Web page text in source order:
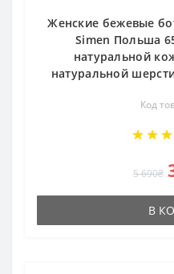
Женские бежевые
Simen Польша
натуральной
натуральной
Код
5 690₴
В